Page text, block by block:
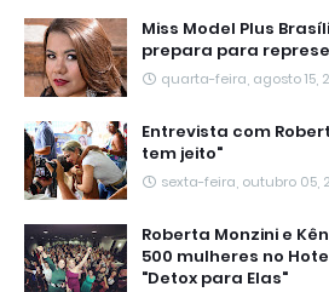
Miss Model Plus
prepara para
quarta-feira, agosto 15,
Entrevista com
tem jeito"
sexta-feira, outubro 05,
Roberta Monzini e
500 mulheres no
"Detox para Elas"